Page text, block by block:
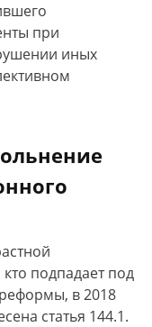
при
иных
подпадает под
в 2018
статья 144.1.